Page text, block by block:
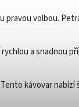
volbou.
a
kávovar